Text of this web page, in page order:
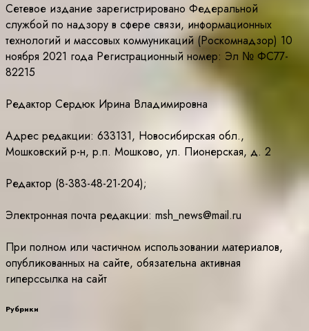
Сетевое издание зарегистрировано Федеральной
службой по надзору в сфере связи, информационных
технологий и массовых коммуникаций (Роскомнадзор) 10
ноября 2021 года Регистрационный номер: Эл № ФС77-
82215
Редактор Сердюк Ирина Владимировна
Адрес редакции: 633131, Новосибирская обл.,
Мошковский р-н, р.п. Мошково, ул. Пионерская, д. 2
Редактор (8-383-48-21-204);
Электронная почта редакции: msh_news@mail.ru
При полном или частичном использовании материалов,
опубликованных на сайте, обязательна активная
гиперссылка на сайт
Рубрики